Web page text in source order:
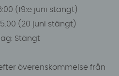
(19:e juni stängt)
(20 juni stängt)
Stängt
överenskommelse från